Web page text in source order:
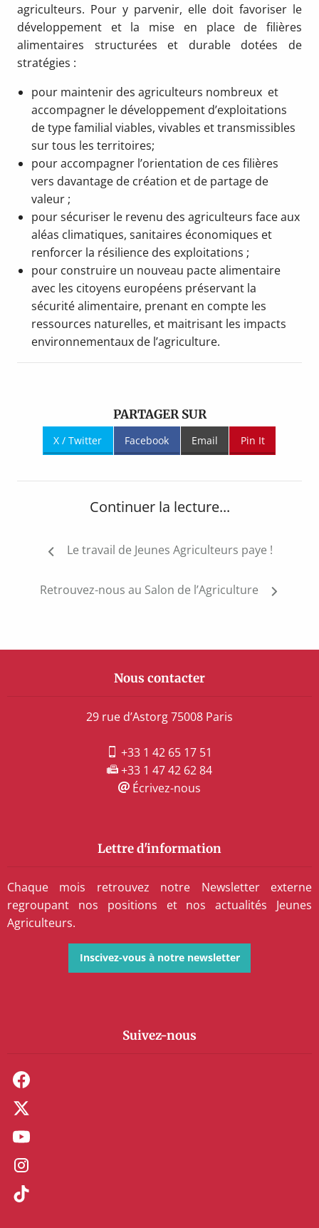
agriculteurs. Pour y parvenir, elle doit favoriser le
développement et la mise en place de filières
alimentaires structurées et durable dotées de
stratégies :
pour maintenir des agriculteurs nombreux et
accompagner le développement d’exploitations
de type familial viables, vivables et transmissibles
sur tous les territoires;
pour accompagner l’orientation de ces filières
vers davantage de création et de partage de
valeur ;
pour sécuriser le revenu des agriculteurs face aux
aléas climatiques, sanitaires économiques et
renforcer la résilience des exploitations ;
pour construire un nouveau pacte alimentaire
avec les citoyens européens préservant la
sécurité alimentaire, prenant en compte les
ressources naturelles, et maitrisant les impacts
environnementaux de l’agriculture.
PARTAGER SUR
X / Twitter Facebook Email Pin It
Continuer la lecture...
Navigation
l’article
Le travail de Jeunes Agriculteurs paye !
Retrouvez-nous au Salon de l’Agriculture
Nous contacter
29 rue d’Astorg 75008 Paris
+33 1 42 65 17 51
+33 1 47 42 62 84
Écrivez-nous
Lettre d'information
Chaque mois retrouvez notre Newsletter externe
regroupant nos positions et nos actualités Jeunes
Agriculteurs.
Inscivez-vous à notre newsletter
Suivez-nous